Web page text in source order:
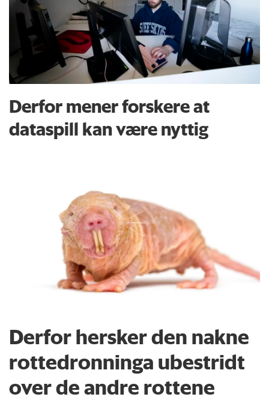
Derfor mener forskere at
dataspill kan være nyttig
Derfor hersker den nakne
rottedronninga ubestridt
over de andre rottene